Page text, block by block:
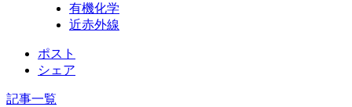
有機化学
近赤外線
ポスト
シェア
記事一覧